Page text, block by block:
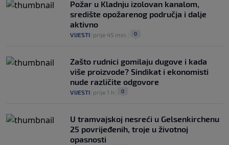
Požar u Kladnju izolovan kanalom,
središte opožarenog područja i dalje
aktivno
VIJESTI prije 45 min. 0
Zašto rudnici gomilaju dugove i kada
više proizvode? Sindikat i ekonomisti
nude različite odgovore
VIJESTI prije 1 h 0
U tramvajskoj nesreći u Gelsenkirchenu
25 povrijeđenih, troje u životnoj
opasnosti